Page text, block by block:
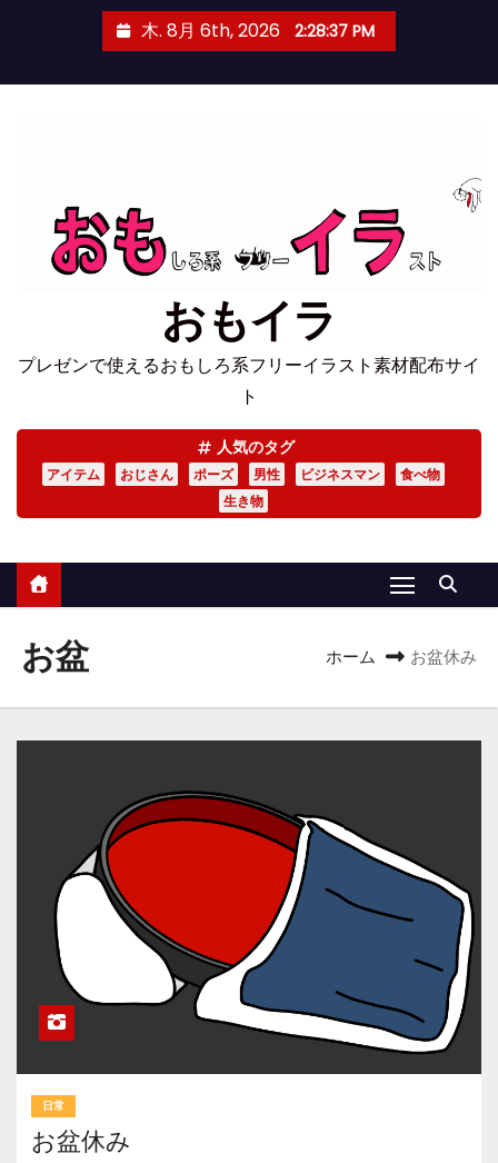
木. 8月 6th, 2026 2:28:38 PM
おもイラ
プレゼンで使えるおもしろ系フリーイラスト素材配布サイ
ト
人気のタグ
アイテム おじさん ポーズ 男性 ビジネスマン
食べ物
生き物
お盆 ホーム お盆休み
日常
お盆休み